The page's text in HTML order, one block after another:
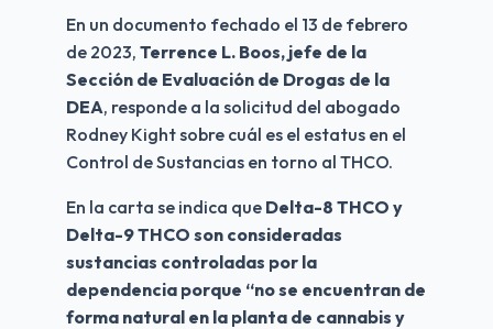
En un documento fechado el 13 de febrero
de 2023, Terrence L. Boos, jefe de la
Sección de Evaluación de Drogas de la
DEA, responde a la solicitud del abogado
Rodney Kight sobre cuál es el estatus en el
Control de Sustancias en torno al THCO.
En la carta se indica que Delta-8 THCO y
Delta-9 THCO son consideradas
sustancias controladas por la
dependencia porque “no se encuentran de
forma natural en la planta de cannabis y